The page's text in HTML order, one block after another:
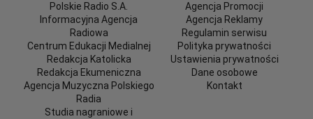
Polskie Radio S.A.
Informacyjna Agencja
Radiowa
Centrum Edukacji Medialnej
Redakcja Katolicka
Redakcja Ekumeniczna
Agencja Muzyczna Polskiego
Radia
Studia nagraniowe i
Agencja Promocji
Agencja Reklamy
Regulamin serwisu
Polityka prywatności
Ustawienia prywatności
Dane osobowe
Kontakt